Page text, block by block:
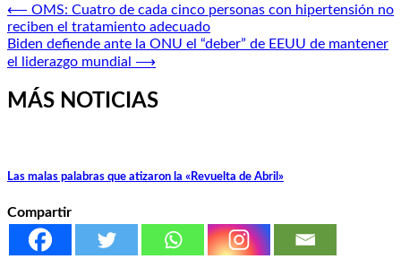
Navegación
de
entradas
⟵ OMS: Cuatro de cada cinco personas con hipertensión no
reciben el tratamiento adecuado
Biden defiende ante la ONU el “deber” de EEUU de mantener
el liderazgo mundial
⟶
MÁS NOTICIAS
Las malas palabras que atizaron la «Revuelta de Abril»
Compartir